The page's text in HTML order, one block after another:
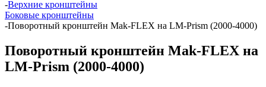
-Верхние кронштейны
Боковые кронштейны
-Поворотный кронштейн Mak-FLEX на LM-Prism (2000-4000)
Поворотный кронштейн Mak-FLEX на
LM-Prism (2000-4000)